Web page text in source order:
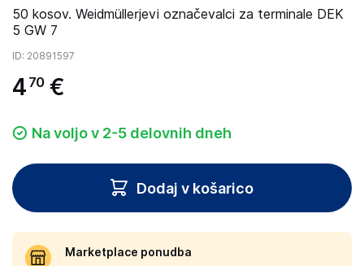
50 kosov. Weidmüllerjevi označevalci za terminale DEK
5 GW 7
ID: 20891597
4 70 €
Na voljo v 2-5 delovnih dneh
Dodaj v košarico
Marketplace ponudba